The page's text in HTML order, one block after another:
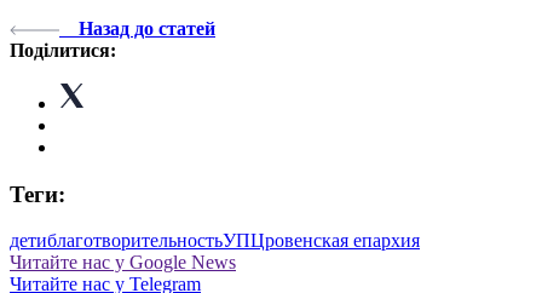
Назад до статей
Поділитися:
Теги:
детиблаготворительностьУПЦровенская епархия
Читайте нас у Google News
Читайте нас у Telegram